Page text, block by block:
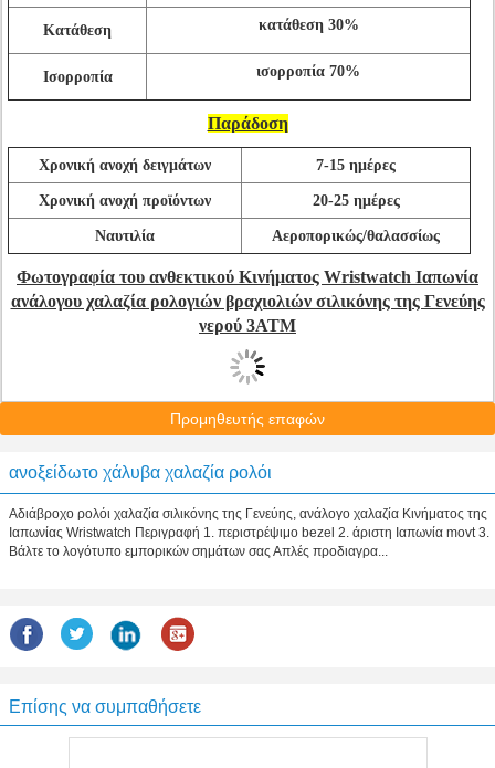
Κατάθεση κατάθεση 30%
Ισορροπία ισορροπία 70%
Παράδοση
Χρονική ανοχή δειγμάτων 7-15 ημέρες
Χρονική ανοχή προϊόντων 20-25 ημέρες
Ναυτιλία Αεροπορικώς/θαλασσίως
Φωτογραφία του ανθεκτικού Κινήματος Wristwatch Ιαπωνία
ανάλογου χαλαζία ρολογιών βραχιολιών σιλικόνης της Γενεύης
νερού 3ATM
Προμηθευτής επαφών
ανοξείδωτο χάλυβα χαλαζία ρολόι
Αδιάβροχο ρολόι χαλαζία σιλικόνης της Γενεύης, ανάλογο χαλαζία Κινήματος της
Ιαπωνίας Wristwatch Περιγραφή 1. περιστρέψιμο bezel 2. άριστη Ιαπωνία movt 3.
Βάλτε το λογότυπο εμπορικών σημάτων σας Απλές προδιαγρα...
Επίσης να συμπαθήσετε